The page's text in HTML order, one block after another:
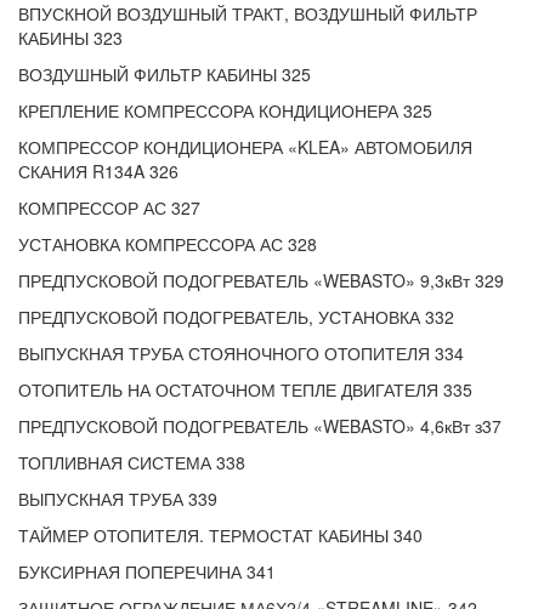
ВПУСКНОЙ ВОЗДУШНЫЙ ТРАКТ, ВОЗДУШНЫЙ ФИЛЬТР
КАБИНЫ 323
ВОЗДУШНЫЙ ФИЛЬТР КАБИНЫ 325
КРЕПЛЕНИЕ КОМПРЕССОРА КОНДИЦИОНЕРА 325
КОМПРЕССОР КОНДИЦИОНЕРА «KLEA» АВТОМОБИЛЯ
СКАНИЯ R134A 326
КОМПРЕССОР АС 327
УСТАНОВКА КОМПРЕССОРА АС 328
ПРЕДПУСКОВОЙ ПОДОГРЕВАТЕЛЬ «WEBASTO» 9,3кВт 329
ПРЕДПУСКОВОЙ ПОДОГРЕВАТЕЛЬ, УСТАНОВКА 332
ВЫПУСКНАЯ ТРУБА СТОЯНОЧНОГО ОТОПИТЕЛЯ 334
ОТОПИТЕЛЬ НА ОСТАТОЧНОМ ТЕПЛЕ ДВИГАТЕЛЯ 335
ПРЕДПУСКОВОЙ ПОДОГРЕВАТЕЛЬ «WEBASTO» 4,6кВт з37
ТОПЛИВНАЯ СИСТЕМА 338
ВЫПУСКНАЯ ТРУБА 339
ТАЙМЕР ОТОПИТЕЛЯ. ТЕРМОСТАТ КАБИНЫ 340
БУКСИРНАЯ ПОПЕРЕЧИНА 341